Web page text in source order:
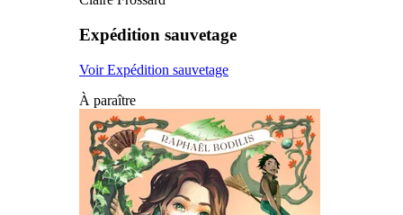
Expédition sauvetage
Voir Expédition sauvetage
À paraître